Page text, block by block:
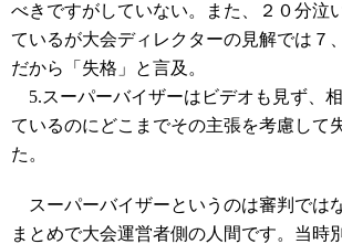
べきですがしていない。また、２０分泣
ているが大会ディレクターの見解では７
だから「失格」と言及。
5.スーパーバイザーはビデオも見ず、
ているのにどこまでその主張を考慮して
た。
スーパーバイザーというのは審判では
まとめで大会運営者側の人間です。当時